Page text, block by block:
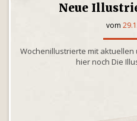
Neue
vom
Wochenillustrierte mit
hier noch Die